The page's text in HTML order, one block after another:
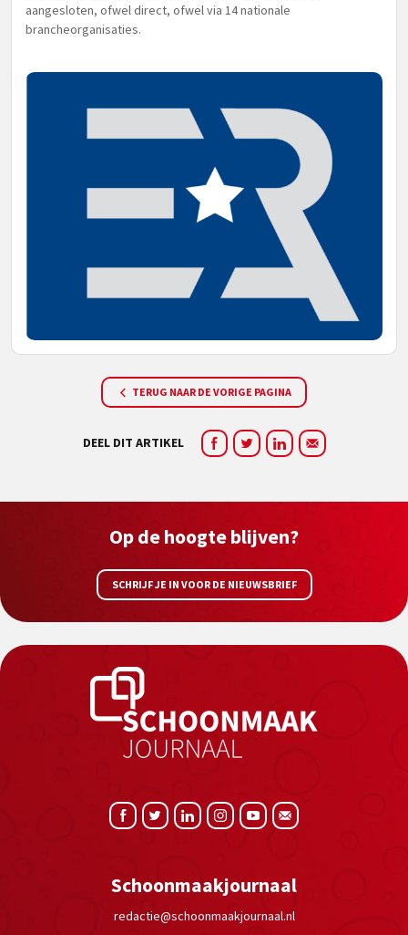
aangesloten, ofwel direct, ofwel via 14 nationale
brancheorganisaties.
TERUG NAAR DE VORIGE PAGINA
DEEL DIT ARTIKEL
Op de hoogte blijven?
SCHRIJF JE IN VOOR DE NIEUWSBRIEF
Schoonmaakjournaal
redactie@schoonmaakjournaal.nl